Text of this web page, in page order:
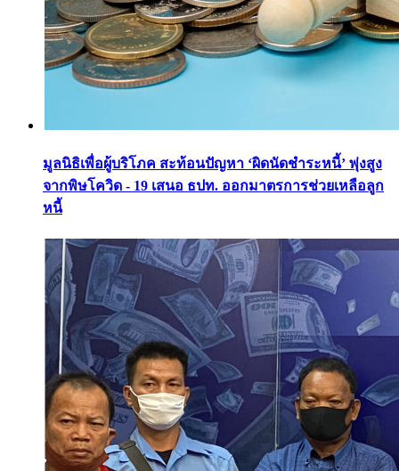
มูลนิธิเพื่อผู้บริโภค สะท้อนปัญหา ‘ผิดนัดชำระหนี้’ พุ่งสูง
จากพิษโควิด - 19 เสนอ ธปท. ออกมาตรการช่วยเหลือลูก
หนี้